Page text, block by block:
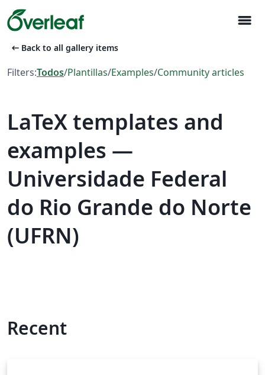
menu
arrow_left_alt Back to all gallery items
Filters:Todos/Plantillas/Examples/Community articles
LaTeX templates and
examples —
Universidade Federal
do Rio Grande do Norte
(UFRN)
Recent